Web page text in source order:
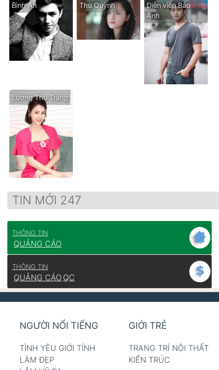
Bình An Thu Quỳnh
Diễn viên Bảo
Anh
Lương Thu Trang
TIN MỚI 247
THÔNG TIN
QUẢNG CÁO
THÔNG TIN
QUẢNG CÁO QC
NGƯỜI NỔI TIẾNG
TÌNH YÊU GIỚI TÍNH
LÀM ĐẸP
GIỚI TRẺ
TRANG TRÍ NỘI THẤT
KIẾN TRÚC